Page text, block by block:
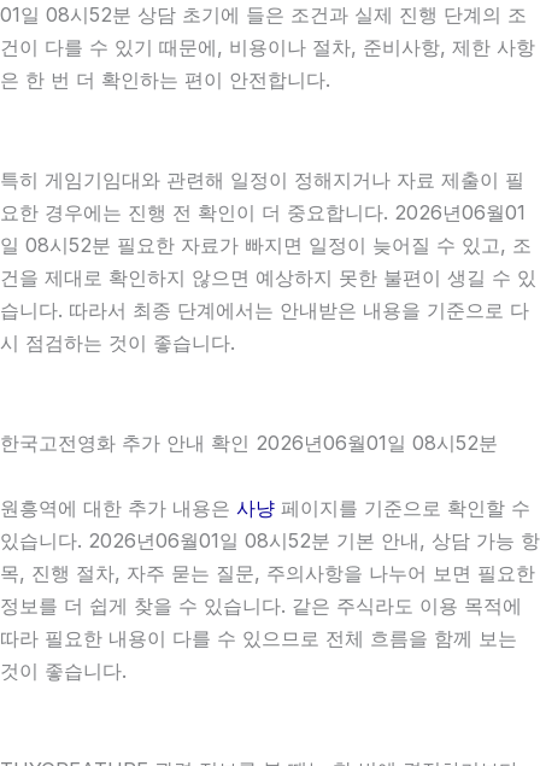
01일 08시52분 상담 초기에 들은 조건과 실제 진행 단계의 조
건이 다를 수 있기 때문에, 비용이나 절차, 준비사항, 제한 사항
은 한 번 더 확인하는 편이 안전합니다.
특히 게임기임대와 관련해 일정이 정해지거나 자료 제출이 필
요한 경우에는 진행 전 확인이 더 중요합니다. 2026년06월01
일 08시52분 필요한 자료가 빠지면 일정이 늦어질 수 있고, 조
건을 제대로 확인하지 않으면 예상하지 못한 불편이 생길 수 있
습니다. 따라서 최종 단계에서는 안내받은 내용을 기준으로 다
시 점검하는 것이 좋습니다.
한국고전영화 추가 안내 확인 2026년06월01일 08시52분
원흥역에 대한 추가 내용은 사냥 페이지를 기준으로 확인할 수
있습니다. 2026년06월01일 08시52분 기본 안내, 상담 가능 항
목, 진행 절차, 자주 묻는 질문, 주의사항을 나누어 보면 필요한
정보를 더 쉽게 찾을 수 있습니다. 같은 주식라도 이용 목적에
따라 필요한 내용이 다를 수 있으므로 전체 흐름을 함께 보는
것이 좋습니다.